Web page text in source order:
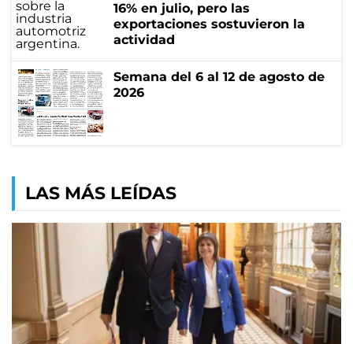
16% en julio, pero las
exportaciones sostuvieron la
actividad
Semana del 6 al 12 de agosto de
2026
LAS MÁS LEÍDAS